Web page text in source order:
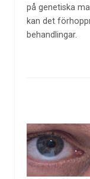
på genetiska
kan det
behandlingar.